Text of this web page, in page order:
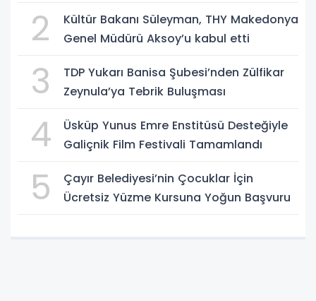
2
Kültür Bakanı Süleyman, THY Makedonya
Genel Müdürü Aksoy’u kabul etti
3
TDP Yukarı Banisa Şubesi’nden Zülfikar
Zeynula’ya Tebrik Buluşması
4
Üsküp Yunus Emre Enstitüsü Desteğiyle
Galiçnik Film Festivali Tamamlandı
5
Çayır Belediyesi’nin Çocuklar İçin
Ücretsiz Yüzme Kursuna Yoğun Başvuru